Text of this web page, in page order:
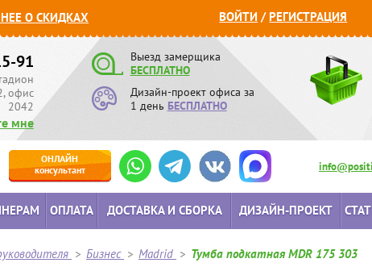
О СКИДКАХ ВОЙТИ /РЕГИСТРАЦИЯ
91
офис
2042
мне
Выезд замерщика
БЕСПЛАТНО
Дизайн-проект офиса за
1 день БЕСПЛАТНО
ОНЛАЙН
консультант
ОПЛАТА ДОСТАВКА И СБОРКА ДИЗАЙН-ПРОЕКТ
> Бизнес > Madrid > Тумба подкатная MDR 175 303